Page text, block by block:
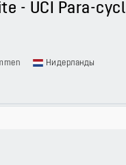
- UCI Para-
Нидерланды